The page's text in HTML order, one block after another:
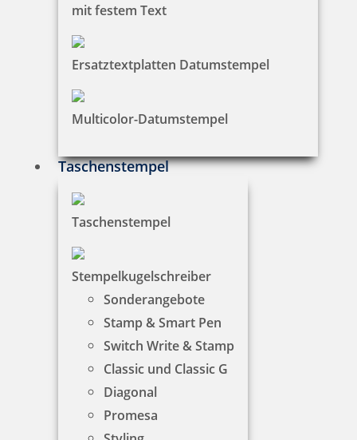
mit festem Text
Ersatztextplatten Datumstempel
Multicolor-Datumstempel
Taschenstempel
Taschenstempel
Stempelkugelschreiber
Sonderangebote
Stamp & Smart Pen
Switch Write & Stamp
Classic und Classic G
Diagonal
Promesa
Trodat 9053 Stempelkissen 160 x 90 mm Kunststoff